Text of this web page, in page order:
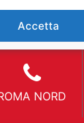
Accetta
le
stabilito. In
ha un
una
i
che
NORD